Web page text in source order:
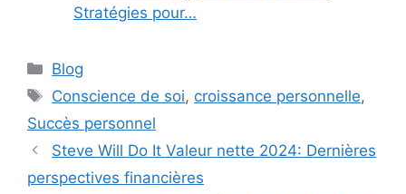
Stratégies pour…
Categories
Blog
Tags
Conscience de soi, croissance personnelle,
Succès personnel
Steve Will Do It Valeur nette 2024: Dernières
perspectives financières